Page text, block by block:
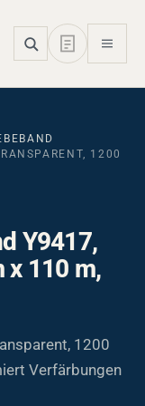
1200
Y9417,
x 110 m,
1200
Verfärbungen